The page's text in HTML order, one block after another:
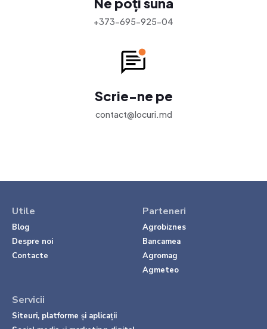
+373-695-925-04
Scrie-ne pe
contact@locuri.md
Utile
Blog
Despre noi
Contacte
Parteneri
Agrobiznes
Bancamea
Agromag
Agmeteo
Servicii
Siteuri, platforme și aplicații